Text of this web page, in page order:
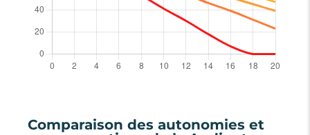
Comparaison des autonomies et